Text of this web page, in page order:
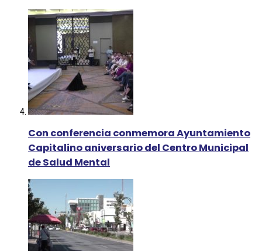
Con conferencia conmemora Ayuntamiento
Capitalino aniversario del Centro Municipal
de Salud Mental